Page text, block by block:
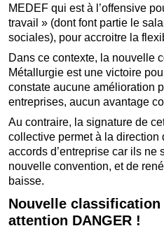
MEDEF qui est à l’offensive
travail » (dont font partie le
sociales), pour accroitre la
Dans ce contexte, la nouvelle
Métallurgie est une victoire
constate aucune amélioration
entreprises, aucun avantage
Au contraire, la signature de
collective permet à la direction
accords d’entreprise car ils ne
nouvelle convention, et de
baisse.
Nouvelle
attention DANGER !